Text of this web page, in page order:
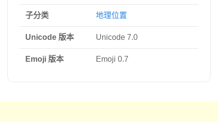
子分类 地理位置
Unicode 版本 Unicode 7.0
Emoji 版本 Emoji 0.7